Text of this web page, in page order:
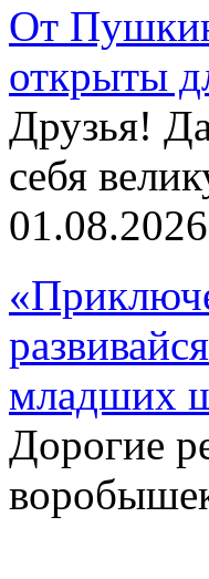
От
открыты
Друзья!
себя
01.08.2026
младших
Дорогие